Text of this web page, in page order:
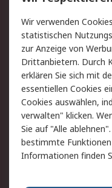
Value Added
Rücksendungen
Hilfe
Rechtliches
AGB
Cookie-Richtlinie
Copyright/
Wir verwenden
statistischen
zur Anzeige von
Drittanbietern. Durch
erklären Sie sich mit
essentiellen Cookies
Cookies auswählen,
verwalten" klicken.
Sie auf "Alle
bestimmte
Informationen finden